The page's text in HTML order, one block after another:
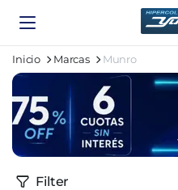
Inicio Marcas Munro
Filter